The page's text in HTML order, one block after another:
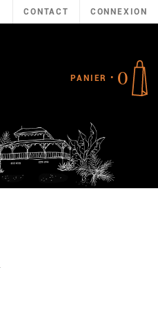
CONTACT CONNEXION
PANIER 0